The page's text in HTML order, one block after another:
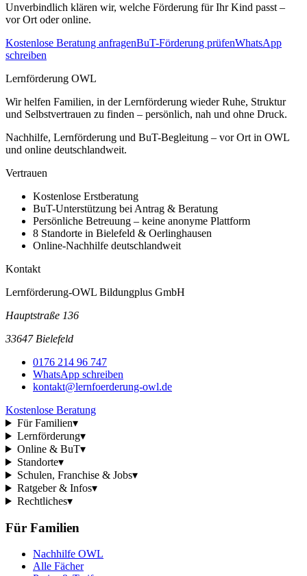
Unverbindlich klären wir, welche Förderung für Ihr Kind passt –
vor Ort oder online.
Kostenlose Beratung anfragenBuT-Förderung prüfenWhatsApp
schreiben
Lernförderung OWL
Wir helfen Familien, in der Lernförderung wieder Ruhe, Struktur
und Selbstvertrauen zu finden – persönlich, nah und ohne Druck.
Nachhilfe, Lernförderung und BuT-Begleitung – vor Ort in OWL
und online deutschlandweit.
Vertrauen
Kostenlose Erstberatung
BuT-Unterstützung bei Antrag & Beratung
Persönliche Betreuung – keine anonyme Plattform
8 Standorte in Bielefeld & Oerlinghausen
Online-Nachhilfe deutschlandweit
Kontakt
Lernförderung-OWL Bildungplus GmbH
Hauptstraße 136
33647 Bielefeld
0176 214 96 747
WhatsApp schreiben
kontakt@lernfoerderung-owl.de
Kostenlose Beratung
Für Familien▾
Lernförderung▾
Online & BuT▾
Standorte▾
Schulen, Franchise & Jobs▾
Ratgeber & Infos▾
Rechtliches▾
Für Familien
Nachhilfe OWL
Alle Fächer